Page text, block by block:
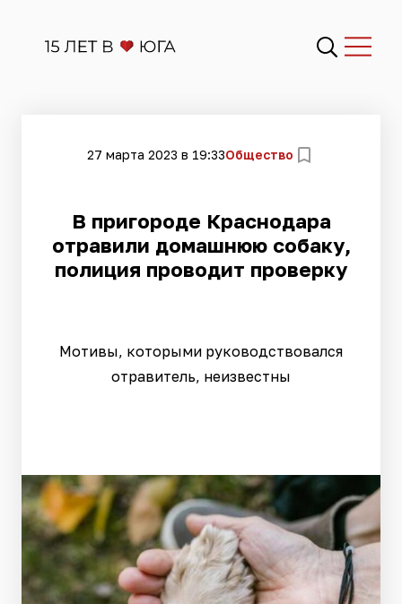
27 марта 2023 в 19:33Общество
В пригороде Краснодара
отравили домашнюю собаку,
полиция проводит проверку
Мотивы, которыми руководствовался
отравитель, неизвестны